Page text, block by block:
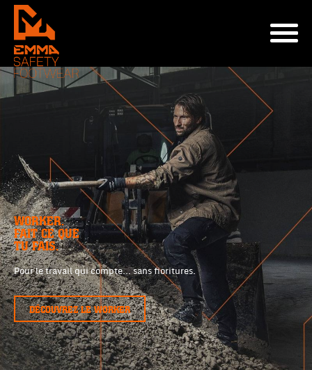
WORKER.
FAIT CE QUE
TU FAIS.
Pour le travail qui compte… sans fioritures.
DÉCOUVREZ LE WORKER